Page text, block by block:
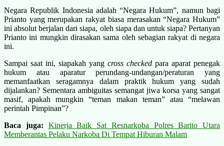
Negara Republik Indonesia adalah “Negara Hukum”, namun bagi
Prianto yang merupakan rakyat biasa merasakan “Negara Hukum”
ini absolut berjalan dari siapa, oleh siapa dan untuk siapa? Pertanyan
Prianto ini mungkin dirasakan sama oleh sebagian rakyat di negara
ini.
Sampai saat ini, siapakah yang cross checked para aparat penegak
hukum atau aparatur perundang-undangan/peraturan yang
memanfaatkan seragamnya dalam praktik hukum yang sudah
dijalankan? Sementara ambiguitas semangat jiwa korsa yang sangat
masif, apakah mungkin “teman makan teman” atau “melawan
perintah Pimpinan”?
Baca juga:
Kinerja Baik Sat Resnarkoba Polres Barito Utara
Memberantas Pelaku Narkoba Di Tempat Hiburan Malam